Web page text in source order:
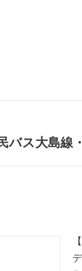
バス大島